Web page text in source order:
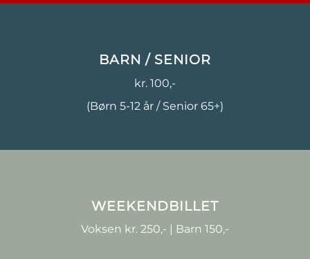
BARN / SENIOR
kr. 100,-
(Børn 5-12 år / Senior 65+)
WEEKENDBILLET
Voksen kr. 250,- | Barn 150,-